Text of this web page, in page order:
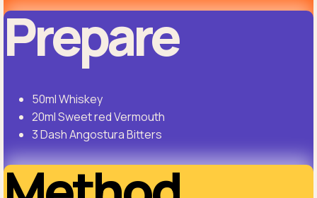
Prepare
50ml Whiskey
20ml Sweet red Vermouth
3 Dash Angostura Bitters